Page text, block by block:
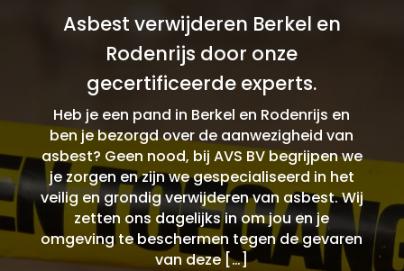
Asbest verwijderen Berkel en
Rodenrijs door onze
gecertificeerde experts.
Heb je een pand in Berkel en Rodenrijs en
ben je bezorgd over de aanwezigheid van
asbest? Geen nood, bij AVS BV begrijpen we
je zorgen en zijn we gespecialiseerd in het
veilig en grondig verwijderen van asbest. Wij
zetten ons dagelijks in om jou en je
omgeving te beschermen tegen de gevaren
van deze […]